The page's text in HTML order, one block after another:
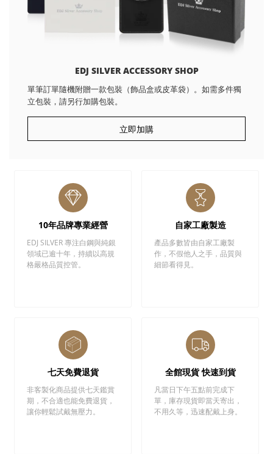
EDJ SILVER ACCESSORY SHOP
單筆訂單隨機附贈一款包裝（飾品盒或皮革袋）。如需多件獨
立包裝，請另行加購包裝。
立即加購
10年品牌專業經營
EDJ SILVER 專注白鋼與純銀
領域已逾十年，持續以高規
格嚴格品質控管。
自家工廠製造
產品多數皆由自家工廠製
作，不假他人之手，品質與
細節看得見。
七天免費退貨
非客製化商品提供七天鑑賞
期，不合適也能免費退貨，
讓你輕鬆試戴無壓力。
全館現貨 快速到貨
凡當日下午五點前完成下
單，庫存現貨即當天寄出，
不用久等，迅速配戴上身。